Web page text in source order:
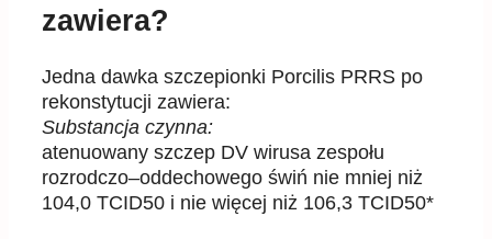
zawiera?
Jedna dawka szczepionki Porcilis PRRS po
rekonstytucji zawiera:
Substancja czynna:
atenuowany szczep DV wirusa zespołu
rozrodczo–oddechowego świń nie mniej niż
104,0 TCID50 i nie więcej niż 106,3 TCID50*